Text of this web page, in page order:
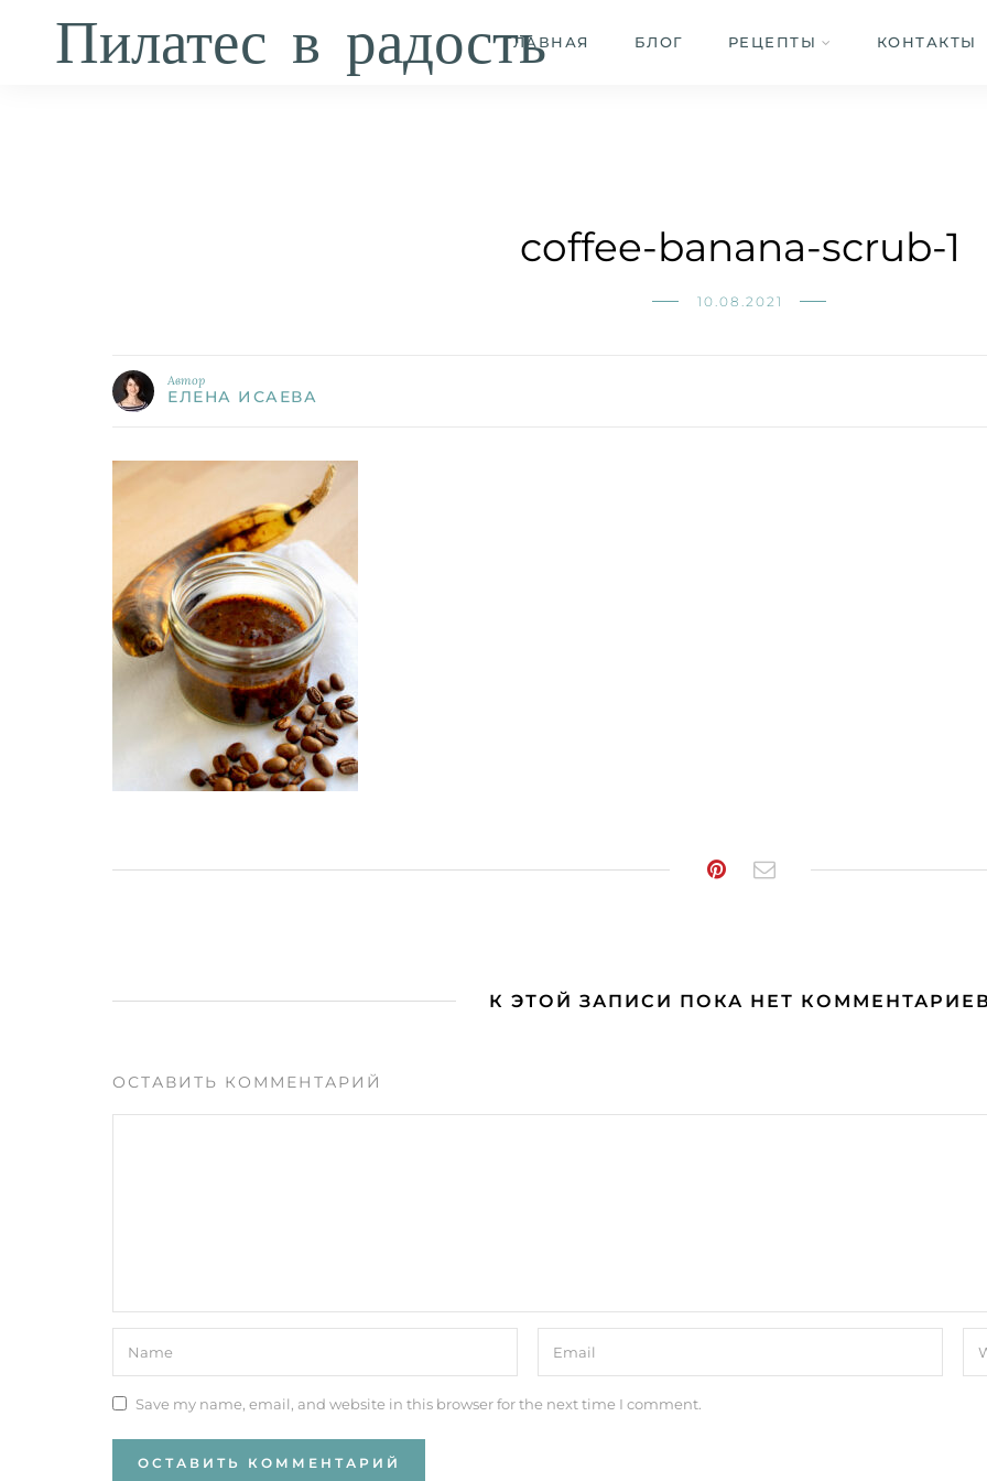
Пилатес в радостьГЛАВНАЯ БЛОГ РЕЦЕПТЫ КОНТАКТЫ
coffee-banana-scrub-1
10.08.2021
Автор
ЕЛЕНА ИСАЕВА
К ЭТОЙ ЗАПИСИ ПОКА НЕТ
ОСТАВИТЬ КОММЕНТАРИЙ
Save my name, email, and website in this browser for the next time I comment.